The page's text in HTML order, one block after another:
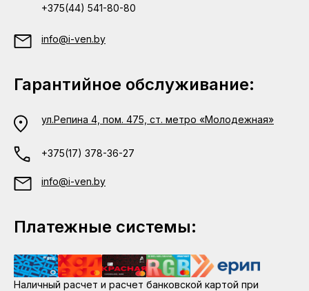
+375(44) 541-80-80
info@i-ven.by
Гарантийное обслуживание:
ул.Репина 4, пом. 475, ст. метро «Молодежная»
+375(17) 378-36-27
info@i-ven.by
Платежные системы:
Наличный расчет и расчет банковской картой при